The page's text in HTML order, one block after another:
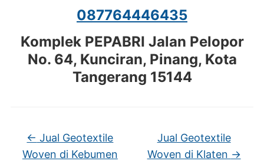
087764446435
Komplek PEPABRI Jalan Pelopor
No. 64, Kunciran, Pinang, Kota
Tangerang 15144
← Jual Geotextile
Woven di Kebumen
Jual Geotextile
Woven di Klaten →